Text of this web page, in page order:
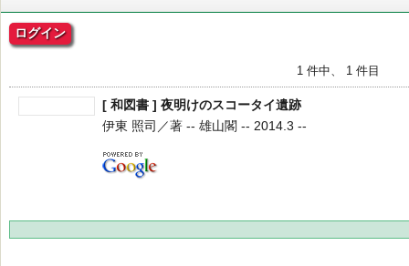
ログイン
1 件中、 1 件目
[ 和図書 ] 夜明けのスコータイ遺跡
伊東 照司／著 -- 雄山閣 -- 2014.3 --